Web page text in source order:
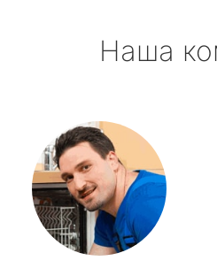
Наша